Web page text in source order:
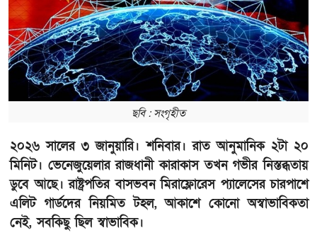
ছবি : সংগৃহীত
২০২৬ সালের ৩ জানুয়ারি। শনিবার। রাত আনুমানিক ২টা ২০
মিনিট। ভেনেজুয়েলার রাজধানী কারাকাস তখন গভীর নিস্তব্ধতায়
ডুবে আছে। রাষ্ট্রপতির বাসভবন মিরাফ্লোরেস প্যালেসের চারপাশে
এলিট গার্ডদের নিয়মিত টহল, আকাশে কোনো অস্বাভাবিকতা
নেই, সবকিছু ছিল স্বাভাবিক।